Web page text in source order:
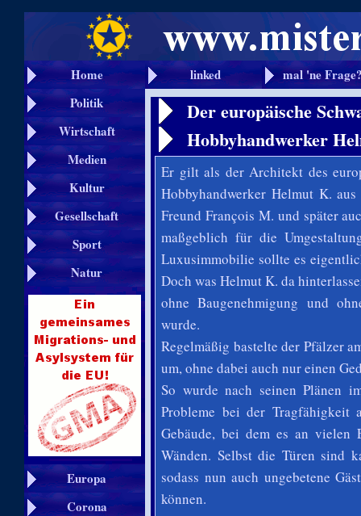
Home linked
mal 'ne
Politik
Wirtschaft
Medien
Kultur
Gesellschaft
Sport
Natur
Europa
Corona
Der europäische
Hobbyhandwerker
Er gilt als der Architekt des
Hobbyhandwerker Helmut K.
Freund François M. und später
maßgeblich für die
Luxusimmobilie sollte es
Doch was Helmut K. da
ohne Baugenehmigung und
wurde.
Regelmäßig bastelte der Pfälzer
um, ohne dabei auch nur einen
So wurde nach seinen Plänen
Probleme bei der Tragfähigkeit
Gebäude, bei dem es an vielen
Wänden. Selbst die Türen sind
sodass nun auch ungebetene
können.